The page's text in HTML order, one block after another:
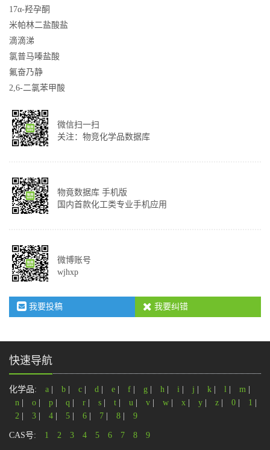
17α-羟孕酮
米帕林二盐酸盐
滴滴涕
氯普马嗪盐酸
氟奋乃静
2,6-二氯苯甲酸
微信扫一扫
关注：物竞化学品数据库
物竟数据库 手机版
国内首款化工类专业手机应用
微博账号
wjhxp
我要投稿 我要纠错
快速导航
化学品: a b c d e f g h i j k l m
n
o p q r s t u v w x y z 0 1
2
3 4 5 6 7 8 9
CAS号: 1 2 3 4 5 6 7 8 9